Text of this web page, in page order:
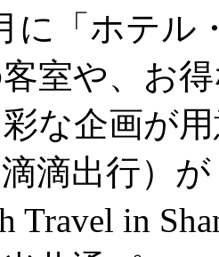
に「ホテル
室や、お
な企画が
滴出行）
Travel in